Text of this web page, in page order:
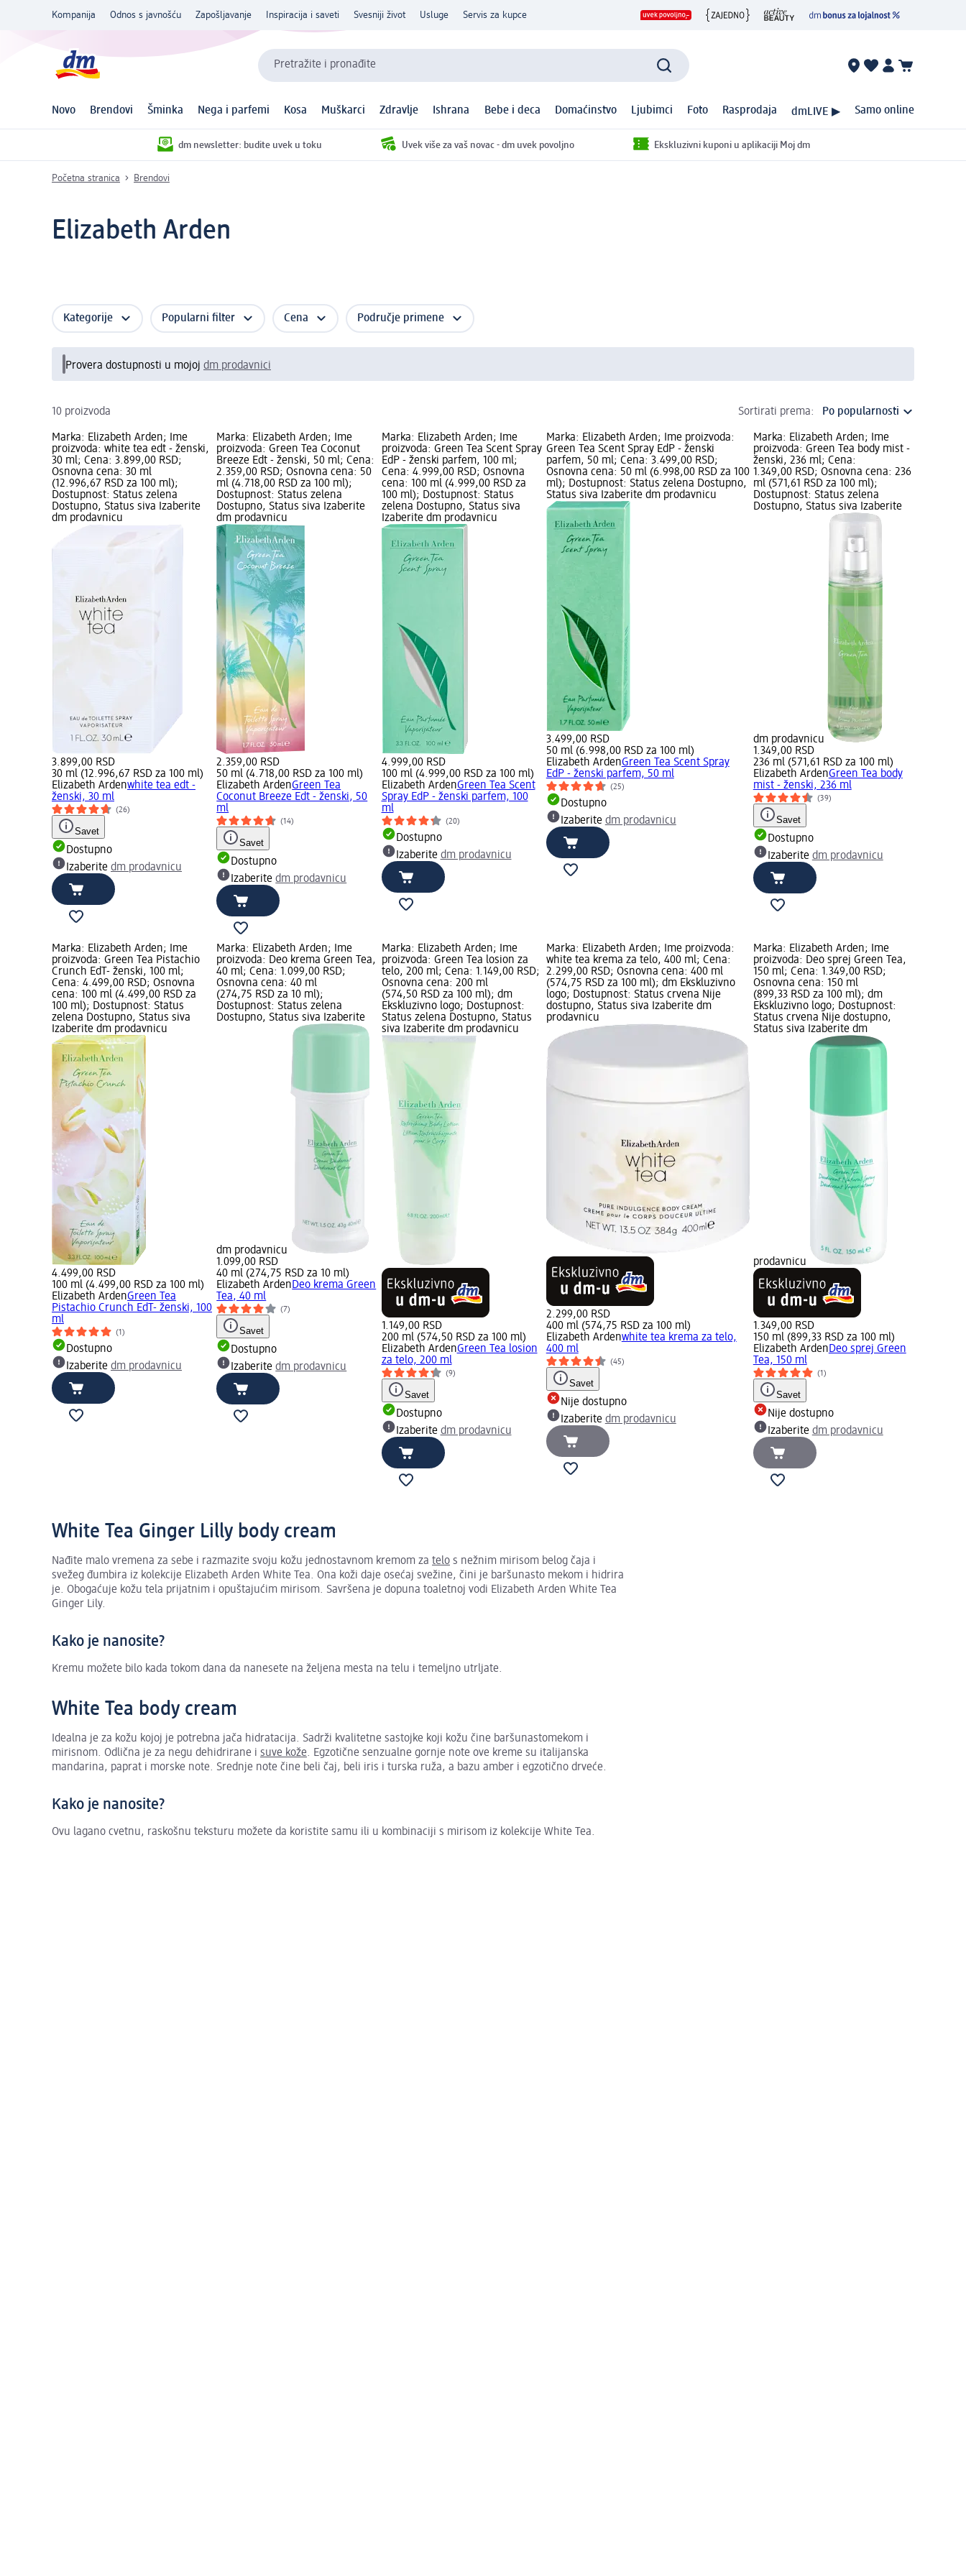
Kompanija Odnos s javnošću Zapošljavanje Inspiracija i saveti Svesniji život Usluge Servis za kupce
Pretražite i pronađite
Novo Brendovi Šminka Nega i parfemi Kosa Muškarci Zdravlje Ishrana Bebe i deca Domaćinstvo Ljubimci Foto Rasprodaja dmLIVE ▶ Samo online
dm newsletter: budite uvek u toku Uvek više za vaš novac - dm uvek povoljno Ekskluzivni kuponi u aplikaciji Moj dm
Početna stranica Brendovi
Elizabeth Arden
Kategorije Popularni filter Cena Područje primene
Provera dostupnosti u mojoj dm prodavnici
10 proizvoda Sortirati prema:
Marka: Elizabeth Arden; Ime
proizvoda: white tea edt - ženski,
30 ml; Cena: 3.899,00 RSD;
Osnovna cena: 30 ml
(12.996,67 RSD za 100 ml);
Dostupnost: Status zelena
Dostupno, Status siva Izaberite
dm prodavnicu
3.899,00 RSD
30 ml (12.996,67 RSD za 100 ml)
Elizabeth Ardenwhite tea edt -
ženski, 30 ml
(26)
Savet
Dostupno
Izaberite dm prodavnicu
Marka: Elizabeth Arden; Ime
proizvoda: Green Tea Coconut
Breeze Edt - ženski, 50 ml; Cena:
2.359,00 RSD; Osnovna cena: 50
ml (4.718,00 RSD za 100 ml);
Dostupnost: Status zelena
Dostupno, Status siva Izaberite
dm prodavnicu
2.359,00 RSD
50 ml (4.718,00 RSD za 100 ml)
Elizabeth ArdenGreen Tea
Coconut Breeze Edt - ženski, 50
ml
(14)
Savet
Dostupno
Izaberitedm prodavnicu
Marka: Elizabeth Arden; Ime
proizvoda: Green Tea Scent Spray
EdP - ženski parfem, 100 ml;
Cena: 4.999,00 RSD; Osnovna
cena: 100 ml (4.999,00 RSD za
100 ml); Dostupnost: Status
zelena Dostupno, Status siva
Izaberite dm prodavnicu
4.999,00 RSD
100 ml (4.999,00 RSD za 100 ml)
Elizabeth ArdenGreen Tea Scent
Spray EdP - ženski parfem, 100
ml
(20)
Dostupno
Izaberite dm prodavnicu
Marka: Elizabeth Arden; Ime proizvoda:
Green Tea Scent Spray EdP - ženski
parfem, 50 ml; Cena: 3.499,00 RSD;
Osnovna cena: 50 ml (6.998,00 RSD za 100
ml); Dostupnost: Status zelena Dostupno,
Status siva Izaberite dm prodavnicu
3.499,00 RSD
50 ml (6.998,00 RSD za 100 ml)
Elizabeth ArdenGreen Tea Scent Spray
EdP - ženski parfem, 50 ml
(25)
Dostupno
Izaberite dm prodavnicu
Marka: Elizabeth Arden; Ime
proizvoda: Green Tea body mist -
ženski, 236 ml; Cena:
1.349,00 RSD; Osnovna cena: 236
ml (571,61 RSD za 100 ml);
Dostupnost: Status zelena
Dostupno, Status siva Izaberite
dm prodavnicu
1.349,00 RSD
236 ml (571,61 RSD za 100 ml)
Elizabeth ArdenGreen Tea body
mist - ženski, 236 ml
(39)
Savet
Dostupno
Izaberite dm prodavnicu
Marka: Elizabeth Arden; Ime
proizvoda: Green Tea Pistachio
Crunch EdT- ženski, 100 ml;
Cena: 4.499,00 RSD; Osnovna
cena: 100 ml (4.499,00 RSD za
100 ml); Dostupnost: Status
zelena Dostupno, Status siva
Izaberite dm prodavnicu
4.499,00 RSD
100 ml (4.499,00 RSD za 100 ml)
Elizabeth ArdenGreen Tea
Pistachio Crunch EdT- ženski, 100
ml
(1)
Dostupno
Izaberite dm prodavnicu
Marka: Elizabeth Arden; Ime
proizvoda: Deo krema Green Tea,
40 ml; Cena: 1.099,00 RSD;
Osnovna cena: 40 ml
(274,75 RSD za 10 ml);
Dostupnost: Status zelena
Dostupno, Status siva Izaberite
dm prodavnicu
1.099,00 RSD
40 ml (274,75 RSD za 10 ml)
Elizabeth ArdenDeo krema Green
Tea, 40 ml
(7)
Savet
Dostupno
Izaberitedm prodavnicu
Marka: Elizabeth Arden; Ime
proizvoda: Green Tea losion za
telo, 200 ml; Cena: 1.149,00 RSD;
Osnovna cena: 200 ml
(574,50 RSD za 100 ml); dm
Ekskluzivno logo; Dostupnost:
Status zelena Dostupno, Status
siva Izaberite dm prodavnicu
1.149,00 RSD
200 ml (574,50 RSD za 100 ml)
Elizabeth ArdenGreen Tea losion
za telo, 200 ml
(9)
Savet
Dostupno
Izaberite dm prodavnicu
Marka: Elizabeth Arden; Ime proizvoda:
white tea krema za telo, 400 ml; Cena:
2.299,00 RSD; Osnovna cena: 400 ml
(574,75 RSD za 100 ml); dm Ekskluzivno
logo; Dostupnost: Status crvena Nije
dostupno, Status siva Izaberite dm
prodavnicu
2.299,00 RSD
400 ml (574,75 RSD za 100 ml)
Elizabeth Ardenwhite tea krema za telo,
400 ml
(45)
Savet
Nije dostupno
Izaberite dm prodavnicu
Marka: Elizabeth Arden; Ime
proizvoda: Deo sprej Green Tea,
150 ml; Cena: 1.349,00 RSD;
Osnovna cena: 150 ml
(899,33 RSD za 100 ml); dm
Ekskluzivno logo; Dostupnost:
Status crvena Nije dostupno,
Status siva Izaberite dm
prodavnicu
1.349,00 RSD
150 ml (899,33 RSD za 100 ml)
Elizabeth ArdenDeo sprej Green
Tea, 150 ml
(1)
Savet
Nije dostupno
Izaberite dm prodavnicu
White Tea Ginger Lilly body cream
Nađite malo vremena za sebe i razmazite svoju kožu jednostavnom kremom za telo s nežnim mirisom belog čaja i
svežeg đumbira iz kolekcije Elizabeth Arden White Tea. Ona koži daje osećaj svežine, čini je baršunasto mekom i hidrira
je. Obogaćuje kožu tela prijatnim i opuštajućim mirisom. Savršena je dopuna toaletnoj vodi Elizabeth Arden White Tea
Ginger Lily.
Kako je nanosite?
Kremu možete bilo kada tokom dana da nanesete na željena mesta na telu i temeljno utrljate.
White Tea body cream
Idealna je za kožu kojoj je potrebna jača hidratacija. Sadrži kvalitetne sastojke koji kožu čine baršunastomekom i
mirisnom. Odlična je za negu dehidrirane i suve kože. Egzotične senzualne gornje note ove kreme su italijanska
mandarina, paprat i morske note. Srednje note čine beli čaj, beli iris i turska ruža, a bazu amber i egzotično drveće.
Kako je nanosite?
Ovu lagano cvetnu, raskošnu teksturu možete da koristite samu ili u kombinaciji s mirisom iz kolekcije White Tea.